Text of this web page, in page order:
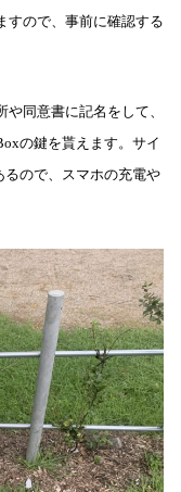
すので、事前に確認する
同意書に記名をして、
の鍵を貰えます。サイ
るので、スマホの充電や